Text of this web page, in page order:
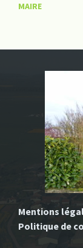
MAIRE
Mentions
Politique de